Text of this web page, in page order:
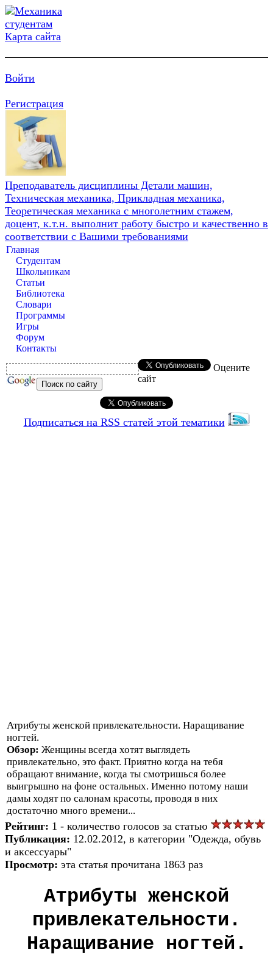
Карта сайта
Войти
Регистрация
Преподаватель дисциплины Детали машин,
Техническая механика, Прикладная механика,
Теоретическая механика с многолетним стажем,
доцент, к.т.н. выполнит работу быстро и качественно в
соответствии с Вашими требованиями
Главная
Студентам
Школьникам
Статьи
Библиотека
Словари
Программы
Игры
Форум
Контакты
Оцените
сайт
Подписаться на RSS статей этой тематики
Атрибуты женской привлекательности. Наращивание
ногтей.
Обзор: Женщины всегда хотят выглядеть
привлекательно, это факт. Приятно когда на тебя
обращают внимание, когда ты смотришься более
выигрышно на фоне остальных. Именно потому наши
дамы ходят по салонам красоты, проводя в них
достаточно много времени...
Рейтинг: 1 - количество голосов за статью
Публикация: 12.02.2012, в категории "Одежда, обувь
и аксессуары"
Просмотр: эта статья прочитана 1863 раз
Атрибуты женской
привлекательности.
Наращивание ногтей.